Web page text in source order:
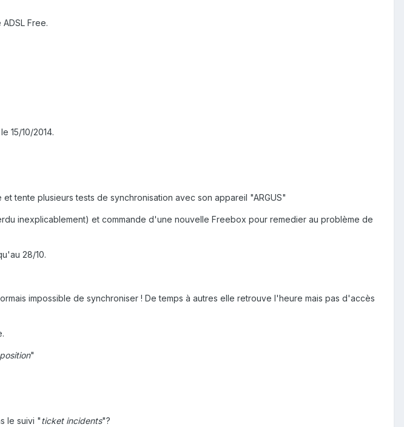
Free.
15/10/2014.
tente plusieurs tests de synchronisation avec son appareil "ARGUS"
inexplicablement) et commande d'une nouvelle Freebox pour remedier au problème de
28/10.
impossible de synchroniser ! De temps à autres elle retrouve l'heure mais pas d'accès
"
le suivi "ticket incidents"?